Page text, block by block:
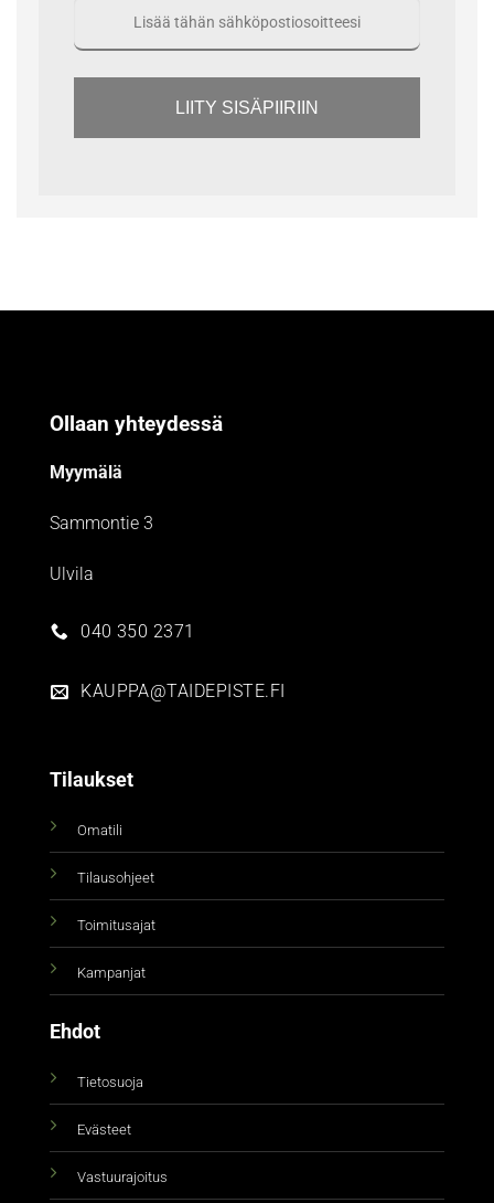
LIITY SISÄPIIRIIN
Ollaan yhteydessä
Myymälä
Sammontie 3
Ulvila
040 350 2371
KAUPPA@TAIDEPISTE.FI
Tilaukset
Omatili
Tilausohjeet
Toimitusajat
Kampanjat
Ehdot
Tietosuoja
Evästeet
Vastuurajoitus